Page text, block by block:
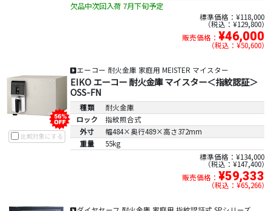
欠品中次回入荷 7月下旬予定
標準価格：¥118,000
税込：¥129,800
販売価格： ¥46,000
税込：¥50,600
比較対象にする
エーコー 耐火金庫 家庭用 MEISTER マイスター
EIKO エーコー 耐火金庫 マイスター＜指紋認証＞
OSS-FN
種類
耐火金庫
ロック
指紋照合式
外寸
幅484×奥行489×高さ372mm
重量
55kg
標準価格：¥134,000
税込：¥147,400
販売価格： ¥59,333
税込：¥65,266